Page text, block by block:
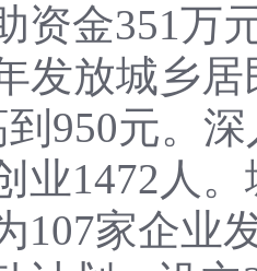
资金351万
发放城乡
950元。
业1472人
107家企业